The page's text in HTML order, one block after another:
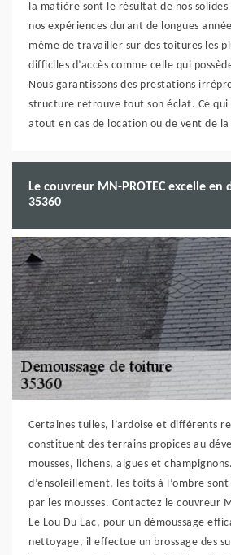
la matière sont le résultat de nos
nos expériences durant de longues
même de travailler sur des toitures les
difficiles d’accès comme celle qui
Nous garantissons des prestations
structure retrouve tout son éclat. Ce
atout en cas de location ou de vent de la
Le couvreur MN-PROTEC excelle
35360
Certaines tuiles, l’ardoise et différents
constituent des terrains propices au
mousses, lichens, algues et
d’ensoleillement, les toits à l’ombre
par les mousses. Contactez le couvreur
Le Lou Du Lac, pour un démoussage
nettoyage, il effectue un brossage des